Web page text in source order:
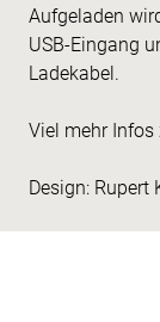
Aufgeladen
USB-Eingang
Ladekabel.
Viel mehr Infos
Design: